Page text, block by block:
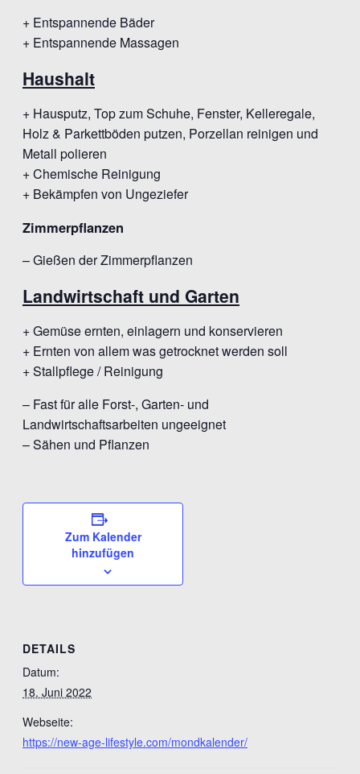
+ Entspannende Bäder
+ Entspannende Massagen
Haushalt
+ Hausputz, Top zum Schuhe, Fenster, Kelleregale,
Holz & Parkettböden putzen, Porzellan reinigen und
Metall polieren
+ Chemische Reinigung
+ Bekämpfen von Ungeziefer
Zimmerpflanzen
– Gießen der Zimmerpflanzen
Landwirtschaft und Garten
+ Gemüse ernten, einlagern und konservieren
+ Ernten von allem was getrocknet werden soll
+ Stallpflege / Reinigung
– Fast für alle Forst-, Garten- und
Landwirtschaftsarbeiten ungeeignet
– Sähen und Pflanzen
Zum Kalender
hinzufügen
DETAILS
Datum:
18. Juni 2022
Webseite:
https://new-age-lifestyle.com/mondkalender/